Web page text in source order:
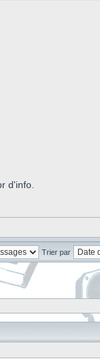
d'info.
Trier par